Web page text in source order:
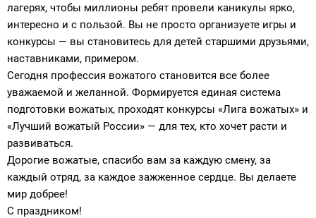
лагерях, чтобы миллионы ребят провели каникулы ярко,
интересно и с пользой. Вы не просто организуете игры и
конкурсы — вы становитесь для детей старшими друзьями,
наставниками, примером.
Сегодня профессия вожатого становится все более
уважаемой и желанной. Формируется единая система
подготовки вожатых, проходят конкурсы «Лига вожатых» и
«Лучший вожатый России» — для тех, кто хочет расти и
развиваться.
Дорогие вожатые, спасибо вам за каждую смену, за
каждый отряд, за каждое зажженное сердце. Вы делаете
мир добрее!
С праздником!